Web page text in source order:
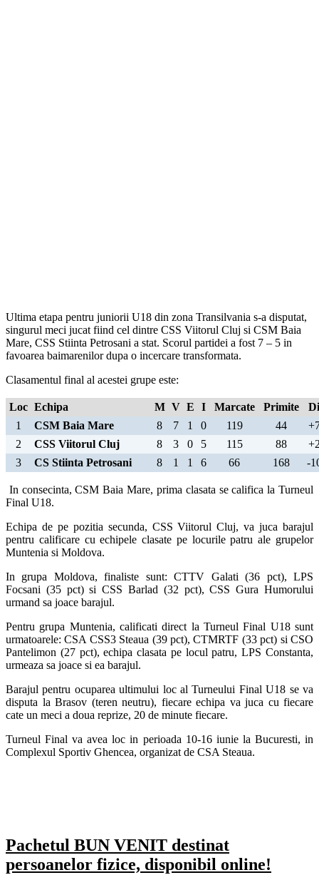
Ultima etapa pentru juniorii U18 din zona Transilvania s-a disputat,
singurul meci jucat fiind cel dintre CSS Viitorul Cluj si CSM Baia
Mare, CSS Stiinta Petrosani a stat. Scorul partidei a fost 7 – 5 in
favoarea baimarenilor dupa o incercare transformata.
Clasamentul final al acestei grupe este:
Loc Echipa M V E I Marcate Primite
1
CSM Baia Mare 8 7 1 0 119 44
2
CSS Viitorul Cluj 8 3 0 5 115 88
3
CS Stiinta Petrosani 8 1 1 6 66 168 -
In consecinta, CSM Baia Mare, prima clasata se califica la Turneul
Final U18.
Echipa de pe pozitia secunda, CSS Viitorul Cluj, va juca barajul
pentru calificare cu echipele clasate pe locurile patru ale grupelor
Muntenia si Moldova.
In grupa Moldova, finaliste sunt: CTTV Galati (36 pct), LPS
Focsani (35 pct) si CSS Barlad (32 pct), CSS Gura Humorului
urmand sa joace barajul.
Pentru grupa Muntenia, calificati direct la Turneul Final U18 sunt
urmatoarele: CSA CSS3 Steaua (39 pct), CTMRTF (33 pct) si CSO
Pantelimon (27 pct), echipa clasata pe locul patru, LPS Constanta,
urmeaza sa joace si ea barajul.
Barajul pentru ocuparea ultimului loc al Turneului Final U18 se va
disputa la Brasov (teren neutru), fiecare echipa va juca cu fiecare
cate un meci a doua reprize, 20 de minute fiecare.
Turneul Final va avea loc in perioada 10-16 iunie la Bucuresti, in
Complexul Sportiv Ghencea, organizat de CSA Steaua.
Pachetul BUN VENIT destinat
persoanelor fizice, disponibil online!